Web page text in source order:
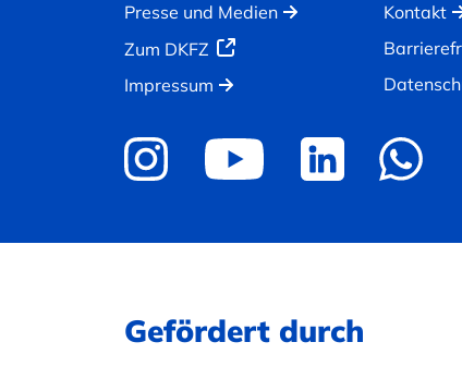
Presse und Medien
Zum DKFZ
Impressum
Kontakt
Gefördert durch